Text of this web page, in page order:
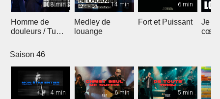
8 min
Homme de
douleurs / Tu
14 min
Medley de
louange
6 min
Fort et Puissant
Je
cœur
Saison 46
4 min 6 min 5 min